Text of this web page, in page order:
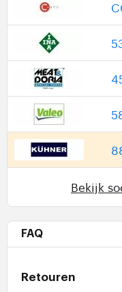
Bekijk
FAQ
Retouren